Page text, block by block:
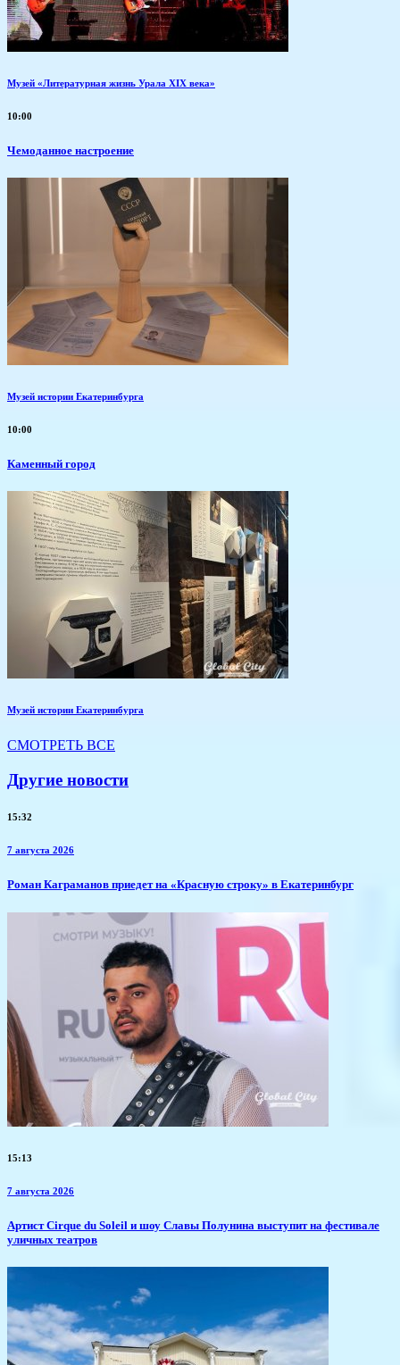
Музей «Литературная жизнь Урала XIX века»
10:00
Чемоданное настроение
Музей истории Екатеринбурга
10:00
Каменный город
Музей истории Екатеринбурга
СМОТРЕТЬ ВСЕ
Другие новости
15:32
7 августа 2026
​Роман Каграманов приедет на «Красную строку» в Екатеринбург
15:13
7 августа 2026
Артист Cirque du Soleil и шоу Славы Полунина выступит на фестивале
уличных театров